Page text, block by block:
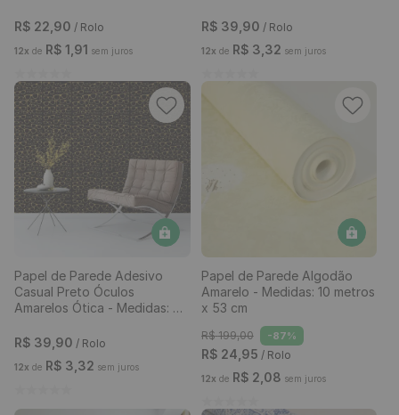
R$ 22 90 / Rolo
12x de R$ 1 91 sem juros
R$ 39 90 / Rolo
12x de R$ 3 32 sem juros
Papel de Parede Adesivo
Casual Preto Óculos
Amarelos Ótica - Medidas: 48
R$ 39 90 / Rolo
12x de R$ 3 32 sem juros
Papel de Parede Algodão
Amarelo - Medidas: 10 metros
x 53 cm
R$ 199,00 -87%
R$ 24 95 / Rolo
12x de R$ 2 08 sem juros